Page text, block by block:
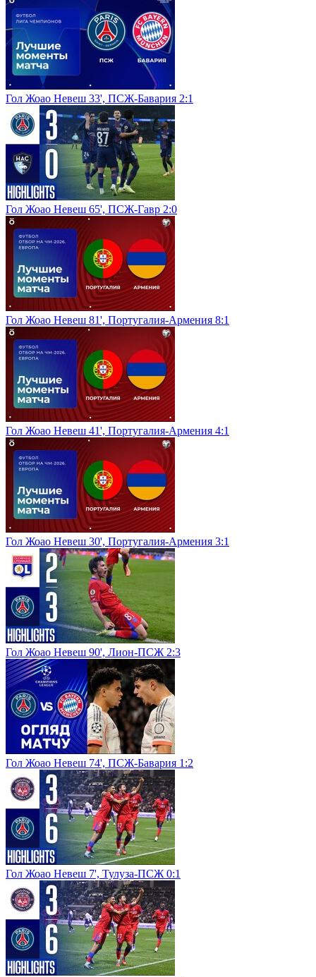
Гол Жоао Невеш 33', ПСЖ-Бавария 2:1
Гол Жоао Невеш 65', ПСЖ-Гавр 2:0
Гол Жоао Невеш 81', Португалия-Армения 8:1
Гол Жоао Невеш 41', Португалия-Армения 4:1
Гол Жоао Невеш 30', Португалия-Армения 3:1
Гол Жоао Невеш 90', Лион-ПСЖ 2:3
Гол Жоао Невеш 74', ПСЖ-Бавария 1:2
Гол Жоао Невеш 7', Тулуза-ПСЖ 0:1